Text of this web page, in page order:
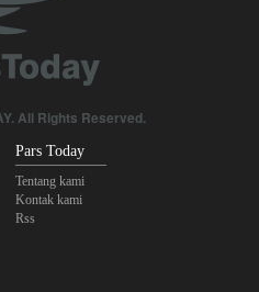
Di Mana Jebel Ali dan
All Rights Reserved.
Pars Today
Tentang kami
Kontak kami
Rss